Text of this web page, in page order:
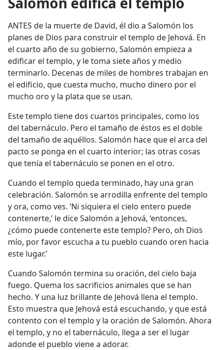
ANTES de la muerte de David, él dio a Salomón los
planes de Dios para construir el templo de Jehová. En
el cuarto año de su gobierno, Salomón empieza a
edificar el templo, y le toma siete años y medio
terminarlo. Decenas de miles de hombres trabajan en
el edificio, que cuesta mucho, mucho dinero por el
mucho oro y la plata que se usan.
Este templo tiene dos cuartos principales, como los
del tabernáculo. Pero el tamaño de éstos es el doble
del tamaño de aquéllos. Salomón hace que el arca del
pacto se ponga en el cuarto interior; las otras cosas
que tenía el tabernáculo se ponen en el otro.
Cuando el templo queda terminado, hay una gran
celebración. Salomón se arrodilla enfrente del templo
y ora, como ves. ‘Ni siquiera el cielo entero puede
contenerte,’ le dice Salomón a Jehová, ‘entonces,
¿cómo puede contenerte este templo? Pero, oh Dios
mío, por favor escucha a tu pueblo cuando oren hacia
este lugar.’
Cuando Salomón termina su oración, del cielo baja
fuego. Quema los sacrificios animales que se han
hecho. Y una luz brillante de Jehová llena el templo.
Esto muestra que Jehová está escuchando, y que está
contento con el templo y la oración de Salomón. Ahora
el templo, y no el tabernáculo, llega a ser el lugar
adonde el pueblo viene a adorar.